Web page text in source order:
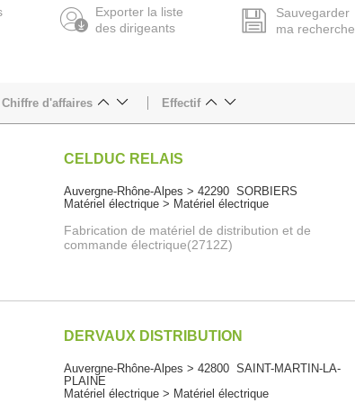
Exporter la liste
des dirigeants
Sauvegarder
ma recherche
Chiffre d'affaires Effectif
CELDUC RELAIS
Auvergne-Rhône-Alpes > 42290 SORBIERS
Matériel électrique > Matériel électrique
Fabrication de matériel de distribution et de
commande électrique(2712Z)
DERVAUX DISTRIBUTION
Auvergne-Rhône-Alpes > 42800 SAINT-MARTIN-LA-
PLAINE
Matériel électrique > Matériel électrique